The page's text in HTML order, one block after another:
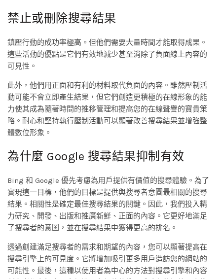
禁止或刪除搜尋結果
鎮壓行動的成功率極高。但他們需要大量時間才能取得成果。
這些活動的優點是它們有效地減少甚至消除了負面線上內容的
可見性。
此外，他們用正面和有利的材料取代負面的內容。雖然壓制活
動可能不會立即產生結果，但它們創造更積極的在線形象的能
力使其成為隨著時間的推移管理和提高您的在線聲譽的寶貴策
略。耐心和堅持執行壓制活動可以顯著改善搜尋結果並增強整
體數位形象。
為什麼 Google 搜尋結果抑制有效
Bing 和 Google 優先考慮為用戶提供有價值的搜尋體驗。為了
實現這一目標，他們的目標是提供與搜尋者意圖最相關的搜尋
結果。相關性是確定最佳搜尋結果的關鍵。因此，我們投入精
力研究、開發、出版和推廣新鮮、正面的內容。它更好地滿足
了搜尋者的意圖，並在搜尋結果中獲得更高的排名。
透過創建滿足搜尋者的需求和期望的內容，您可以顯著提高在
搜尋引擎上的可見度。它將增加吸引更多用戶造訪您的網站的
可能性。最後，這種以使用者為中心的方法對搜尋引擎和內容